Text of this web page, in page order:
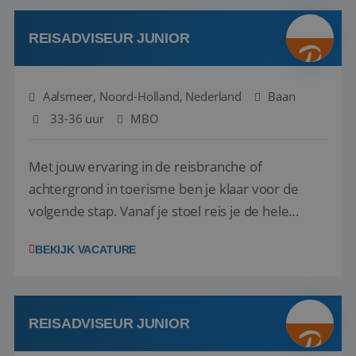
werken: of het nu gaat om vragen ...
REISADVISEUR JUNIOR
Aalsmeer, Noord-Holland, Nederland
Baan
33-36 uur
MBO
Met jouw ervaring in de reisbranche of
achtergrond in toerisme ben je klaar voor de
volgende stap. Vanaf je stoel reis je de hele
wensen van je team, je klant en wat er in de
klanten te overtuigen om die droomreis te
boeken! ...
BEKIJK VACATURE
REISADVISEUR JUNIOR